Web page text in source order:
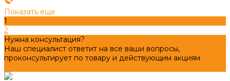
Показать еще
1
2
Нужна консультация?
Наш специалист ответит на все ваши вопросы,
проконсультирует по товару и действующим акциям